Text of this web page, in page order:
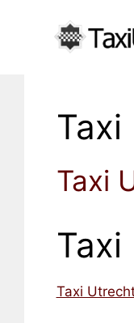
Taxi
Taxi